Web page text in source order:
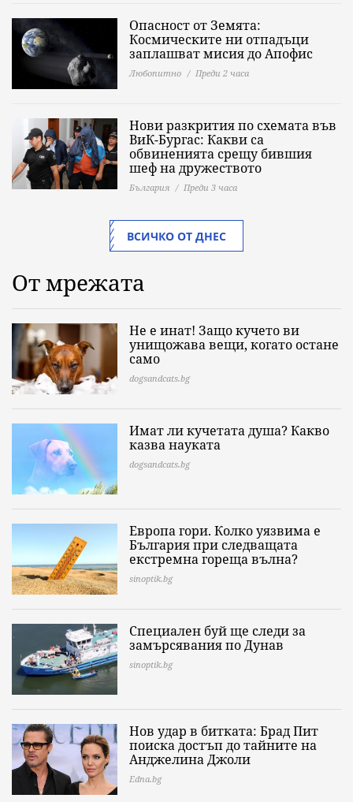
Опасност от Земята:
Космическите ни отпадъци
заплашват мисия до Апофис
Любопитно Преди 2 часа
Нови разкрития по схемата във
ВиК-Бургас: Какви са
обвиненията срещу бившия
шеф на дружеството
България Преди 3 часа
ВСИЧКО ОТ ДНЕС
От мрежата
Не е инат! Защо кучето ви
унищожава вещи, когато остане
само
dogsandcats.bg
Имат ли кучетата душа? Какво
казва науката
dogsandcats.bg
Европа гори. Колко уязвима е
България при следващата
екстремна гореща вълна?
sinoptik.bg
Специален буй ще следи за
замърсявания по Дунав
sinoptik.bg
Нов удар в битката: Брад Пит
поиска достъп до тайните на
Анджелина Джоли
Edna.bg